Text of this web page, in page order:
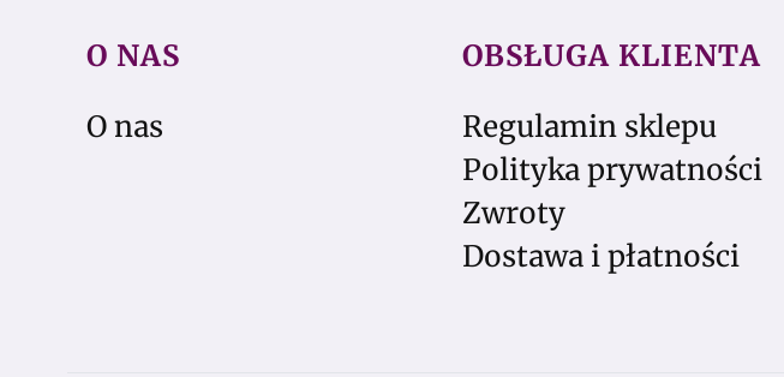
Linki w stopce
O NAS
O nas
OBSŁUGA KLIENTA
Regulamin sklepu
Polityka prywatności
Zwroty
Dostawa i płatności